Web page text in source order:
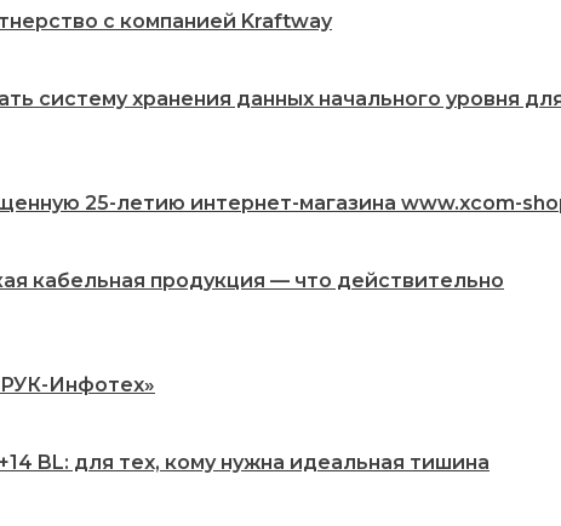
с компанией Kraftway
систему хранения данных начального уровня
25-летию интернет-магазина www.xcom-
кабельная продукция — что действительно
Инфотех»
BL: для тех, кому нужна идеальная тишина